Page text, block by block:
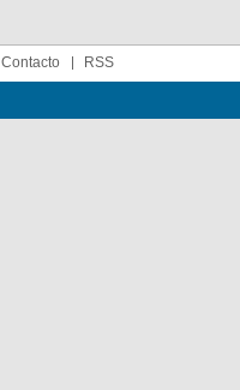
Contacto RSS